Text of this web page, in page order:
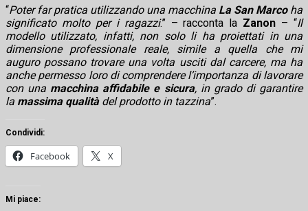
“Poter far pratica utilizzando una macchina La San Marcoha
significato molto per i ragazzi.” – racconta la Zanon – “Il
modello utilizzato, infatti, non solo li ha proiettati in una
dimensione professionale reale, simile a quella che mi
auguro possano trovare una volta usciti dal carcere, ma ha
anche permesso loro di comprendere l’importanza di lavorare
con una macchina affidabile e sicura, in grado di garantire
la massima qualitàdel prodotto in tazzina”.
Condividi:
Facebook X
Mi piace: